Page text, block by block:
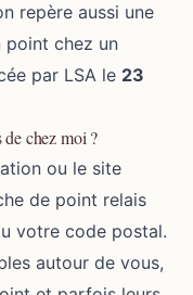
repère aussi une
point chez un
par LSA le 23
chez moi ?
ou le site
de point relais
votre code postal.
autour de vous,